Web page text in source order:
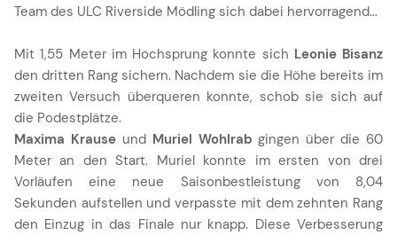
Team des ULC Riverside Mödling sich dabei hervorragend...
Mit 1,55 Meter im Hochsprung konnte sich Leonie Bisanz
den dritten Rang sichern. Nachdem sie die Höhe bereits im
zweiten Versuch überqueren konnte, schob sie sich auf
die Podestplätze.
Maxima Krauseund Muriel Wohlrab gingen über die 60
Meter an den Start. Muriel konnte im ersten von drei
Vorläufen eine neue Saisonbestleistung von 8,04
Sekunden aufstellen und verpasste mit dem zehnten Rang
den Einzug in das Finale nur knapp. Diese Verbesserung